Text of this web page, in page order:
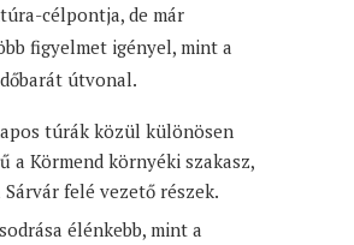
célpontja, de már
figyelmet igényel, mint a
útvonal.
túrák közül különösen
a Körmend környéki szakasz,
felé vezető részek.
élénkebb, mint a